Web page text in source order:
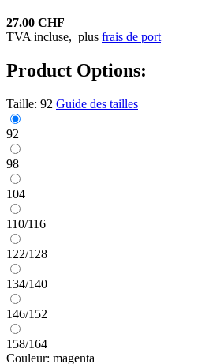
27.00 CHF
TVA incluse, plus frais de port
Product Options:
Taille: 92 Guide des tailles
92
98
104
110/116
122/128
134/140
146/152
158/164
Couleur: magenta